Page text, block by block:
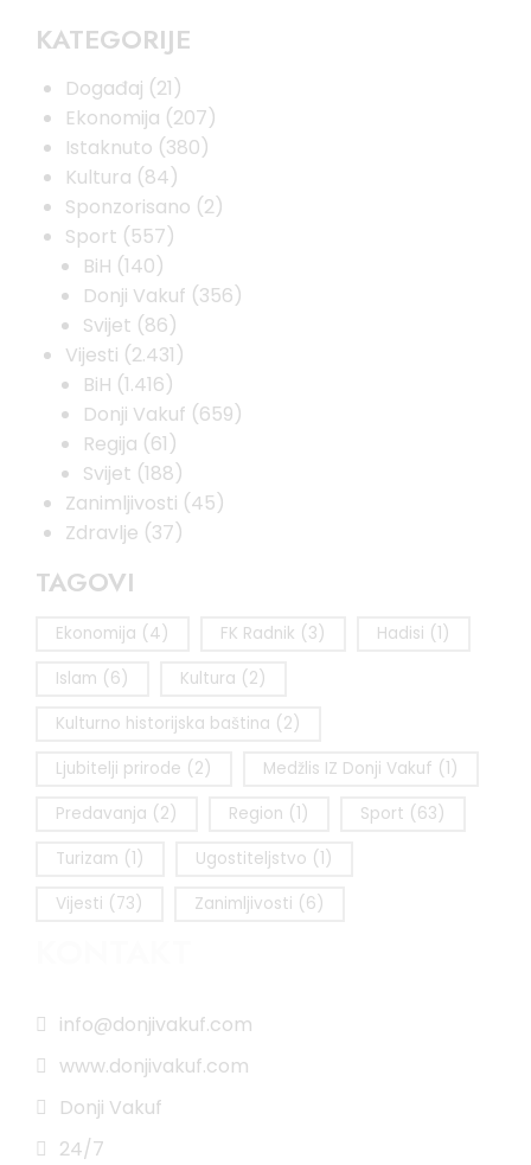
KATEGORIJE
Događaj (21)
Ekonomija (207)
Istaknuto (380)
Kultura (84)
Sponzorisano (2)
Sport (557)
BiH (140)
Donji Vakuf (356)
Svijet (86)
Vijesti (2.431)
BiH (1.416)
Donji Vakuf (659)
Regija (61)
Svijet (188)
Zanimljivosti (45)
Zdravlje (37)
TAGOVI
Ekonomija (4) FK Radnik (3) Hadisi (1)
Islam (6) Kultura (2)
Kulturno historijska baština (2)
Ljubitelji prirode (2) Medžlis IZ Donji Vakuf (1)
Predavanja (2) Region (1) Sport (63)
Turizam (1) Ugostiteljstvo (1)
Vijesti (73) Zanimljivosti (6)
info@donjivakuf.com
www.donjivakuf.com
Donji Vakuf
24/7